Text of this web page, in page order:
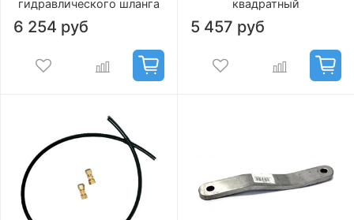
гидравлического шланга
6 254 руб
квадратный
5 457 руб